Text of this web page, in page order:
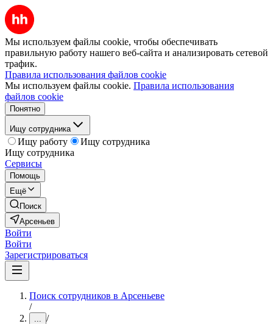
Мы используем файлы cookie, чтобы обеспечивать
правильную работу нашего веб-сайта и анализировать сетевой
трафик.
Правила использования файлов cookie
Мы используем файлы cookie. Правила использования
файлов cookie
Понятно
Ищу сотрудника
Ищу работу
Ищу сотрудника
Ищу сотрудника
Сервисы
Помощь
Ещё
Поиск
Арсеньев
Войти
Войти
Зарегистрироваться
Поиск сотрудников в Арсеньеве
/
... /